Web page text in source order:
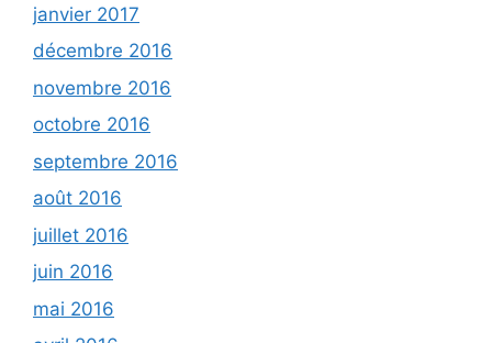
janvier 2017
décembre 2016
novembre 2016
octobre 2016
septembre 2016
août 2016
juillet 2016
juin 2016
mai 2016